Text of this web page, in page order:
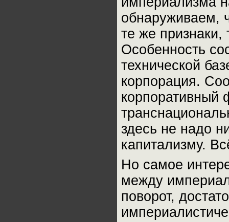
обнаруживаем,
те же признаки,
Особенность
технической
корпорация.
корпоративный
здесь не надо
капитализму.
Но самое
между
поворот,